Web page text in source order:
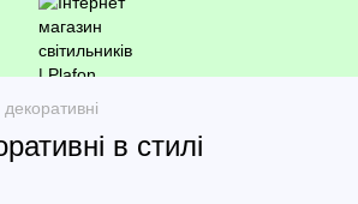
в стилі